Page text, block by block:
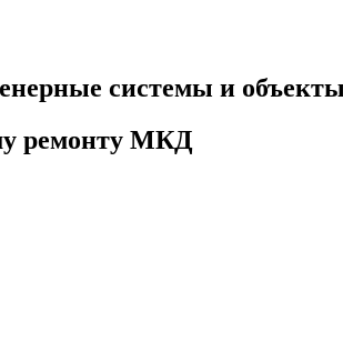
системы и
ремонту МКД